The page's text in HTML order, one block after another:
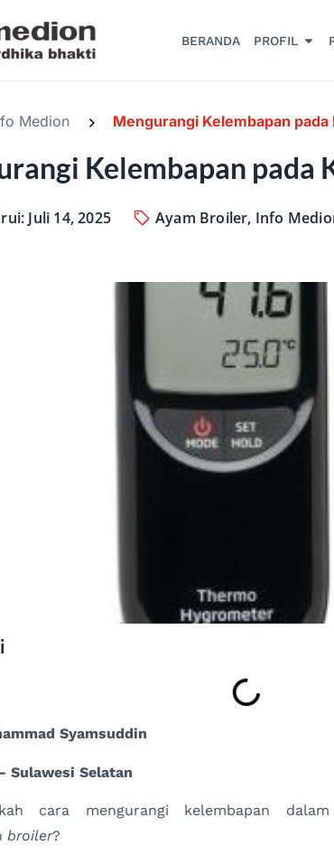
BERANDA PROFIL
Medion Mengurangi Kelembapan pada
Kelembapan pada
Juli 14, 2025 Ayam Broiler, Info
Syamsuddin
Sulawesi Selatan
cara mengurangi kelembapan
broiler?